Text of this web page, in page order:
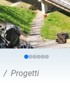
Progetti